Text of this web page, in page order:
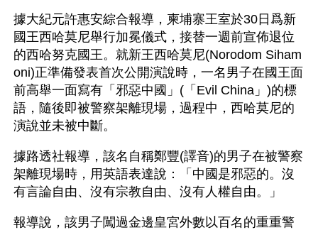
據大紀元許惠安綜合報導，柬埔寨王室於30日爲新
國王西哈莫尼舉行加冕儀式，接替一週前宣佈退位
的西哈努克國王。就新王西哈莫尼(Norodom Siham
oni)正準備發表首次公開演說時，一名男子在國王面
前高舉一面寫有「邪惡中國」(「Evil China」)的標
語，隨後即被警察架離現場，過程中，西哈莫尼的
演說並未被中斷。
據路透社報導，該名自稱鄭豐(譯音)的男子在被警察
架離現場時，用英語表達說：「中國是邪惡的。沒
有言論自由、沒有宗教自由、沒有人權自由。」
報導說，該男子闖過金邊皇宮外數以百名的重重警